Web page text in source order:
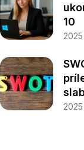
10
2025
2025